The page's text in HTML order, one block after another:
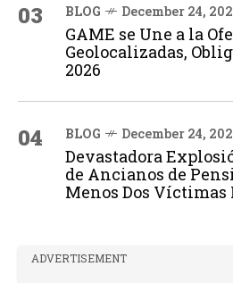
03 BLOG December 24,
GAME se Une a la
Geolocalizadas,
2026
04 BLOG December 24,
Devastadora
de Ancianos de
Menos Dos Víctimas
ADVERTISEMENT